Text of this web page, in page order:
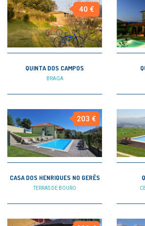
40 €
QUINTA DOS CAMPOS
BRAGA
203 €
CASA DOS HENRIQUES NO GERÊS
TERRAS DE BOURO